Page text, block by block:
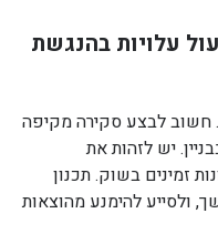
עלויות בהנגשת
חשוב לבצע סקירה מקיפה
יש לזהות את
זמינים בשוק. תכנון
ולסייע להימנע מהוצאות